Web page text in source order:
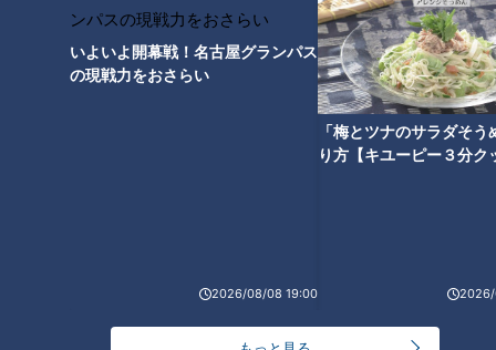
いよいよ開幕戦！名古屋グランパス
の現戦力をおさらい
2026/08/08 19:00
「梅とツナのサラダそう
り方【キユーピー３分ク
2026/
（道マニア・荻窪圭さん）
「昔、あの石垣がある場所に大きな門があって、江戸の入り口
の1つだった。外から来る人を監視する見張りがいた」
城門の外側に面する、見張りの番兵を置いた場所を「見附（み
つけ）」と呼び、「赤坂見附」の由来となっています。
た。神奈川県の『矢倉沢』とうい場所に関所があって、矢倉沢